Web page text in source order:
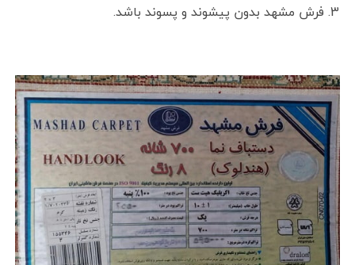
فرش مشهد بدون پیشوند و پسوند باشد.